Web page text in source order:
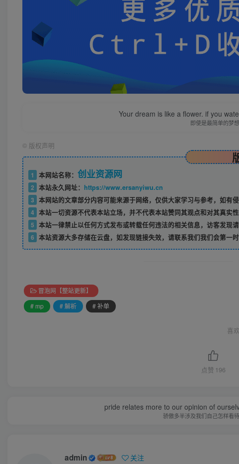
Your dream is like a flower. if you
即使是最简单的梦
© 版权声明
1 本网站名称： 创业资源网
2 本站永久网址： https://www.ersanyiwu.cn
3 本网站的文章部分内容可能来源于网络，仅供大家学习与参考，如有
4 本站一切资源不代表本站立场，并不代表本站赞同其观点和对其真实性
5 本站一律禁止以任何方式发布或转载任何违法的相关信息，访客发现
6 本站资源大多存储在云盘，如发现链接失效，请联系我们我们会第一时
冒泡网【整站更新】
# mp
# 解析 # 补单
喜
点赞 196
pride relates more to our opinion of
骄傲多半涉及我们自己怎样看
admin 关注